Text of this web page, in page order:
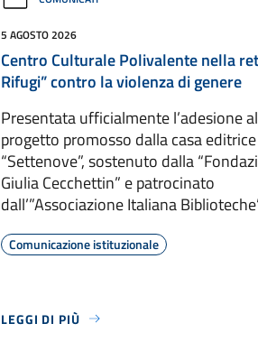
5 AGOSTO 2026
Centro Culturale Polivalente nella
Rifugi” contro la violenza di genere
Presentata ufficialmente l’adesione al
progetto promosso dalla casa editrice
“Settenove”, sostenuto dalla
Giulia Cecchettin” e patrocinato
dall’”Associazione Italiana
Comunicazione istituzionale
LEGGI DI PIÙ